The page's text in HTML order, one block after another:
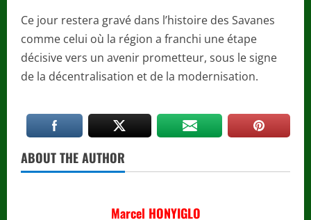
Ce jour restera gravé dans l’histoire des Savanes
comme celui où la région a franchi une étape
décisive vers un avenir prometteur, sous le signe
de la décentralisation et de la modernisation.
ABOUT THE AUTHOR
Marcel HONYIGLO